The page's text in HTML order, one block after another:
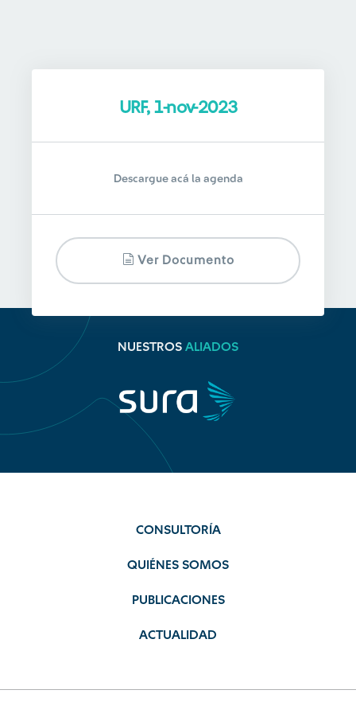
URF, 1-nov-2023
Descargue acá la agenda
Ver Documento
NUESTROS ALIADOS
CONSULTORÍA
QUIÉNES SOMOS
PUBLICACIONES
ACTUALIDAD